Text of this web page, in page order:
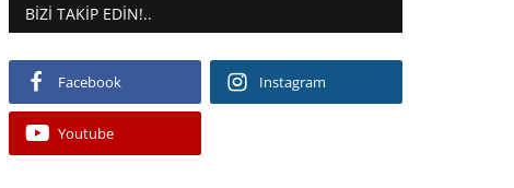
BIZI TAKIP EDIN!..
Facebook Instagram
Youtube